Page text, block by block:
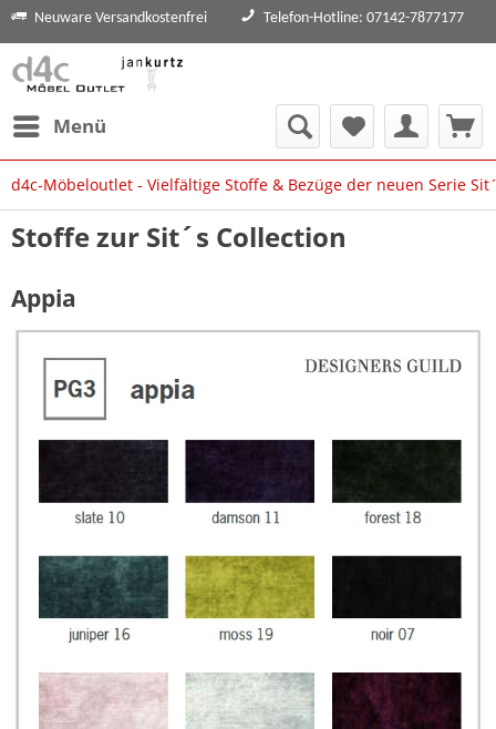
Neuware Versandkostenfrei Telefon-Hotline: 07142-7877177
Menü
d4c-Möbeloutlet - Vielfältige Stoffe & Bezüge der neuen Serie
Stoffe zur Sit´s Collection
Appia